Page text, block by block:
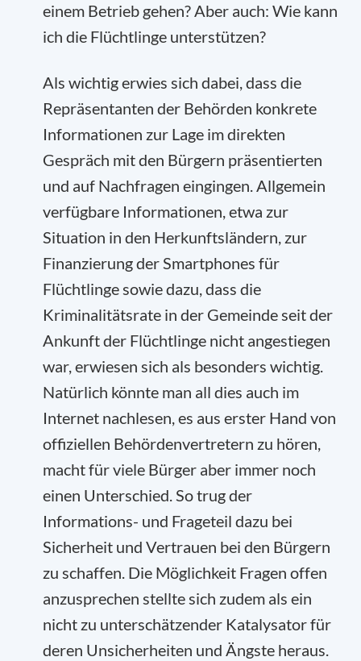
einem Betrieb gehen? Aber auch: Wie kann
ich die Flüchtlinge unterstützen?
Als wichtig erwies sich dabei, dass die
Repräsentanten der Behörden konkrete
Informationen zur Lage im direkten
Gespräch mit den Bürgern präsentierten
und auf Nachfragen eingingen. Allgemein
verfügbare Informationen, etwa zur
Situation in den Herkunftsländern, zur
Finanzierung der Smartphones für
Flüchtlinge sowie dazu, dass die
Kriminalitätsrate in der Gemeinde seit der
Ankunft der Flüchtlinge nicht angestiegen
war, erwiesen sich als besonders wichtig.
Natürlich könnte man all dies auch im
Internet nachlesen, es aus erster Hand von
offiziellen Behördenvertretern zu hören,
macht für viele Bürger aber immer noch
einen Unterschied. So trug der
Informations- und Frageteil dazu bei
Sicherheit und Vertrauen bei den Bürgern
zu schaffen. Die Möglichkeit Fragen offen
anzusprechen stellte sich zudem als ein
nicht zu unterschätzender Katalysator für
deren Unsicherheiten und Ängste heraus.